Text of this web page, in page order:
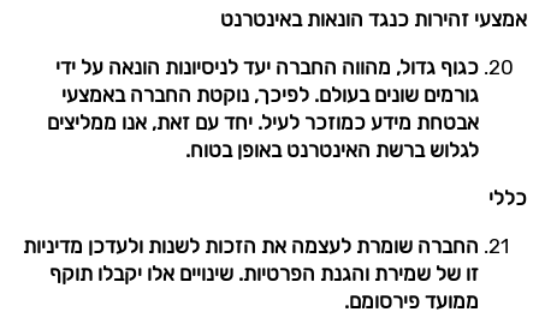
אמצעי זהירות כנגד הונאות באינטרנט
כגוף גדול, מהווה החברה יעד לניסיונות הונאה על ידי
גורמים שונים בעולם. לפיכך, נוקטת החברה באמצעי
אבטחת מידע כמוזכר לעיל. יחד עם זאת, אנו ממליצים
לגלוש ברשת האינטרנט באופן בטוח.
כללי
החברה שומרת לעצמה את הזכות לשנות ולעדכן מדיניות
זו של שמירת והגנת הפרטיות. שינויים אלו יקבלו תוקף
ממועד פירסומם.